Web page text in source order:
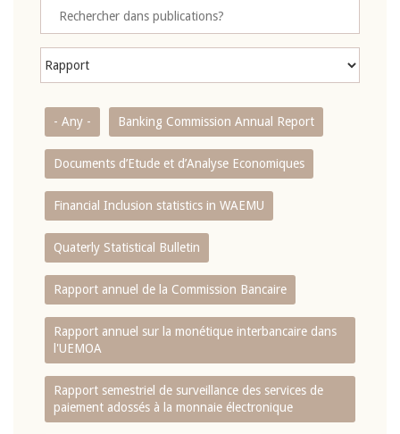
- Any - Banking Commission Annual Report
Documents d’Etude et d’Analyse Economiques
Financial Inclusion statistics in WAEMU
Quaterly Statistical Bulletin
Rapport annuel de la Commission Bancaire
Rapport annuel sur la monétique interbancaire dans
l'UEMOA
Rapport semestriel de surveillance des services de
paiement adossés à la monnaie électronique